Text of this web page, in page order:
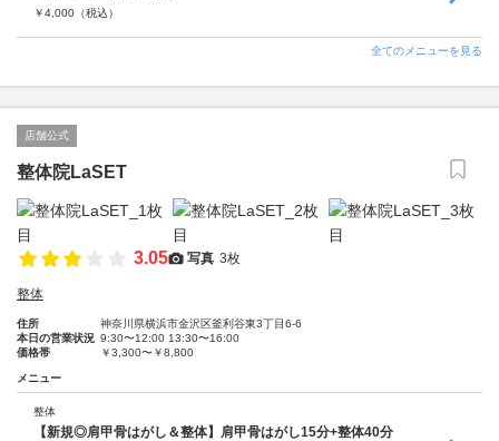
￥4,000 （税込）
全てのメニューを見る
店舗公式
整体院LaSET
3.05 写真 3枚
整体
住所
神奈川県横浜市金沢区釜利谷東3丁目6-6
本日の営業状況 9:30〜12:00 13:30〜16:00
価格帯
￥3,300〜￥8,800
メニュー
整体
【新規◎肩甲骨はがし＆整体】肩甲骨はがし15分+整体40分